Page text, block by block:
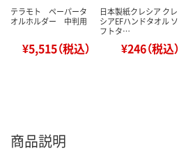
テラモト ペーパータ
オルホルダー 中判用
¥5,515（税込）
日本製紙クレシア クレ
シアEFハンドタオル ソ
フトタ…
¥246（税込）
商品説明